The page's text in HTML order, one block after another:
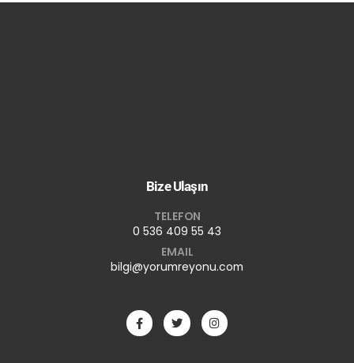
Bize Ulaşın
TELEFON
0 536 409 55 43
EMAIL
bilgi@yorumreyonu.com